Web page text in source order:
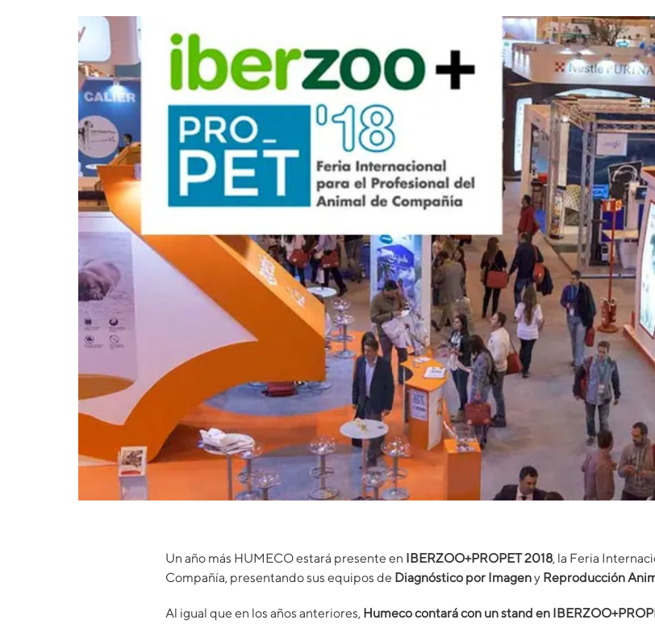
Un año más HUMECO estará presente en IBERZOO+PROPET 2018, la Feria
Compañía, presentando sus equipos de Diagnóstico por Imageny Reproducción
Al igual que en los años anteriores, Humeco contará con un stand en